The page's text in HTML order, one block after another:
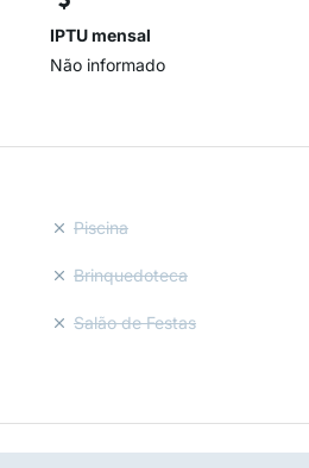
IPTU mensal
Não informado
Piscina
Brinquedoteca
Salão de Festas